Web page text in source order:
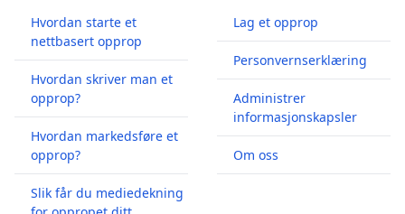
Hvordan starte et
nettbasert opprop
Hvordan skriver man et
opprop?
Hvordan markedsføre et
opprop?
Slik får du mediedekning
Lag et opprop
Personvernserklæring
Administrer
informasjonskapsler
Om oss